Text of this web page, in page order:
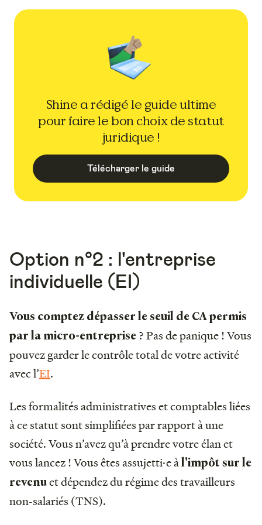
Shine a rédigé le guide ultime
pour faire le bon choix de statut
juridique !
Télécharger le guide
Option n°2 : l'entreprise
individuelle (EI)
Vous comptez dépasser le seuil de CA permis
par la micro-entreprise ? Pas de panique ! Vous
pouvez garder le contrôle total de votre activité
avec l’EI.
Les formalités administratives et comptables liées
à ce statut sont simplifiées par rapport à une
société. Vous n’avez qu’à prendre votre élan et
vous lancez ! Vous êtes assujetti·e àl'impôt sur le
revenuet dépendez du régime des travailleurs
non-salariés (TNS).